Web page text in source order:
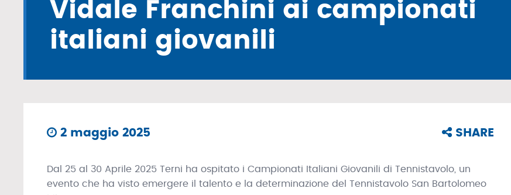
Vidale Franchini ai campionati
italiani giovanili
2 maggio 2025 SHARE
Dal 25 al 30 Aprile 2025 Terni ha ospitato i Campionati Italiani Giovanili di Tennistavolo, un
evento che ha visto emergere il talento e la determinazione del Tennistavolo San Bartolomeo